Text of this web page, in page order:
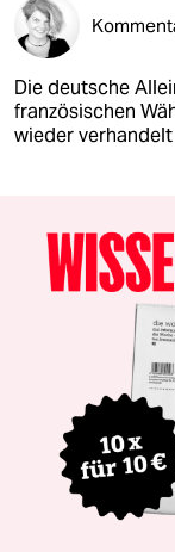
Die deutsche
französischen
wieder